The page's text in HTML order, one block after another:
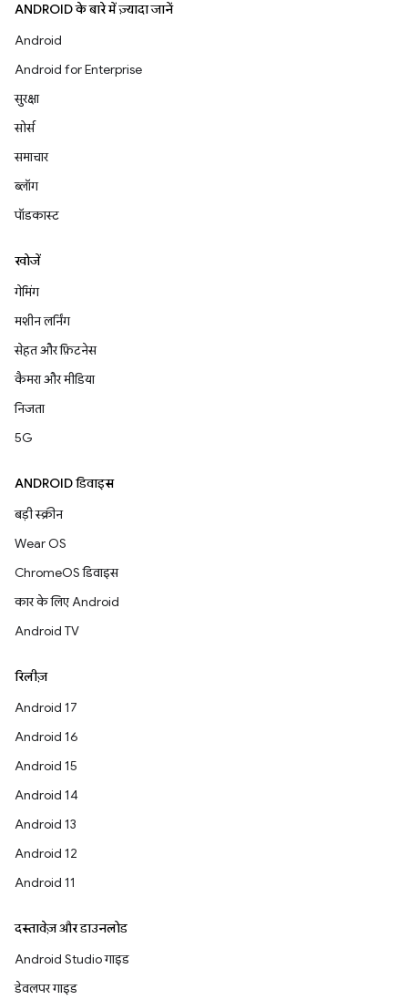
ANDROID के बारे में ज़्यादा जानें
Android
Android for Enterprise
सुरक्षा
सोर्स
समाचार
ब्लॉग
पॉडकास्ट
खोजें
गेमिंग
मशीन लर्निंग
सेहत और फ़िटनेस
कैमरा और मीडिया
निजता
5G
ANDROID डिवाइस
बड़ी स्क्रीन
Wear OS
ChromeOS डिवाइस
कार के लिए Android
Android TV
रिलीज़
Android 17
Android 16
Android 15
Android 14
Android 13
Android 12
Android 11
दस्तावेज़ और डाउनलोड
Android Studio गाइड
डेवलपर गाइड